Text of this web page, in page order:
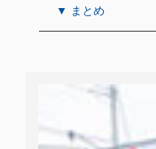
▼ まとめ